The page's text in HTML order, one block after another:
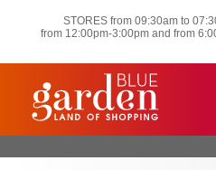
STORES from 09:30am to
from 12:00pm-3:00pm and from